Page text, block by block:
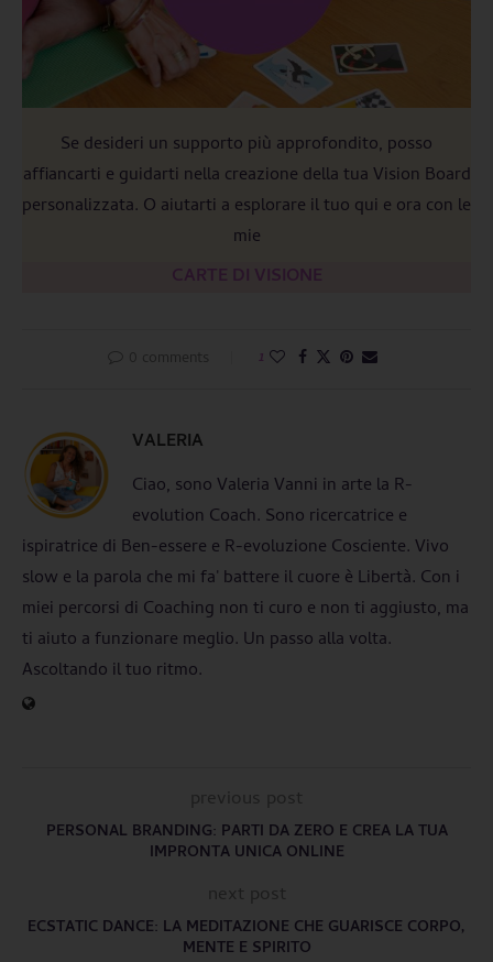
Se desideri un supporto più approfondito, posso
affiancarti e guidarti nella creazione della tua Vision Board
personalizzata. O aiutarti a esplorare il tuo qui e ora con le
mie
CARTE DI VISIONE
0 comments 1
VALERIA
Ciao, sono Valeria Vanni in arte la R-
evolution Coach. Sono ricercatrice e
ispiratrice di Ben-essere e R-evoluzione Cosciente. Vivo
slow e la parola che mi fa' battere il cuore è Libertà. Con i
miei percorsi di Coaching non ti curo e non ti aggiusto, ma
ti aiuto a funzionare meglio. Un passo alla volta.
Ascoltando il tuo ritmo.
previous post
PERSONAL BRANDING: PARTI DA ZERO E CREA LA TUA
IMPRONTA UNICA ONLINE
next post
ECSTATIC DANCE: LA MEDITAZIONE CHE GUARISCE CORPO,
MENTE E SPIRITO